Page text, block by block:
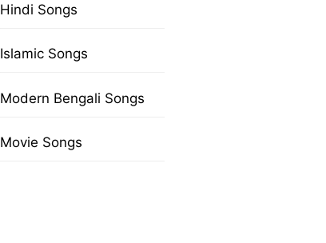
Hindi Songs
Islamic Songs
Modern Bengali Songs
Movie Songs